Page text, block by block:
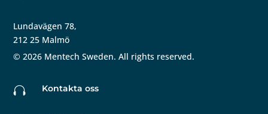
Lundavägen 78,
212 25 Malmö
©2026 Mentech Sweden. All rights reserved.
 Kontakta oss